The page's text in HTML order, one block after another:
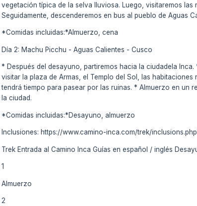
vegetación típica de la selva lluviosa. Luego, visitaremos
Seguidamente, descenderemos en bus al pueblo de Aguas
*Comidas incluidas:*Almuerzo, cena
Día 2: Machu Picchu - Aguas Calientes - Cusco
* Después del desayuno, partiremos hacia la ciudadela
visitar la plaza de Armas, el Templo del Sol, las
tendrá tiempo para pasear por las ruinas. * Almuerzo en un
la ciudad.
*Comidas incluidas:*Desayuno, almuerzo
Inclusiones: https://www.camino-inca.com/trek/
Trek Entrada al Camino Inca Guías en español / inglés
1
Almuerzo
2